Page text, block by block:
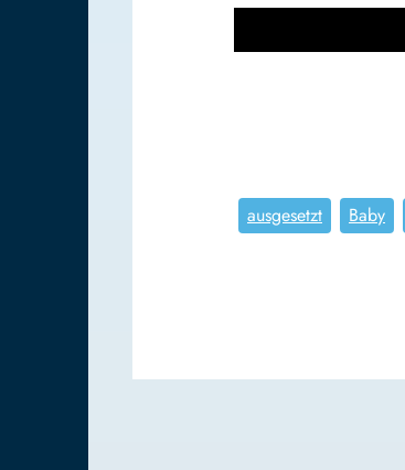
ausgesetzt Baby